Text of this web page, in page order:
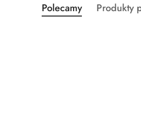
Pomiń karuzelę produktów
Produkty
o
Polecamy
Produkty
Produkty